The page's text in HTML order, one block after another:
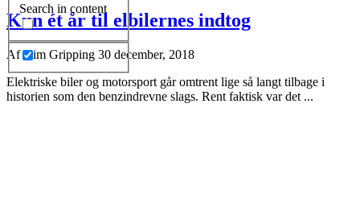
Search in content
Kun ét år til elbilernes indtog
AfKim Gripping 30 december, 2018
Elektriske biler og motorsport går omtrent lige så langt tilbage i
historien som den benzindrevne slags. Rent faktisk var det ...